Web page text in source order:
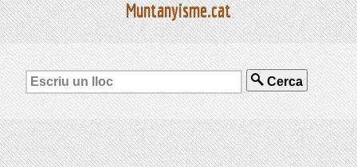
Muntanyisme.cat
Cerca